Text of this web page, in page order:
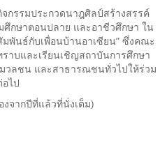
กรรมประกวดนาฎศิลป์สร้างสรรค์
กษาตอนปลาย และอาชีวศึกษา ใน
พันธ์กับเพื่อนบ้านอาเซียน” ซึ่งคณะ
าบและเรียนเชิญสถาบันการศึกษา
วลชน และสาธารณชนทั่วไปให้ร่วม
ไป
งจากปีที่แล้วที่นั่งเต็ม)